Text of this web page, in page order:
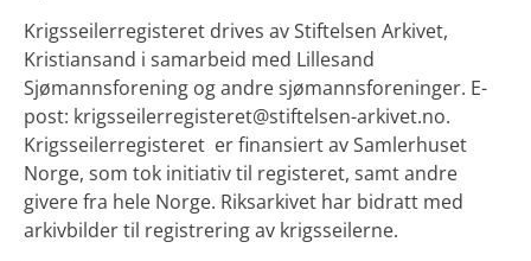
Krigsseilerregisteret drives av Stiftelsen Arkivet,
Kristiansand i samarbeid med Lillesand
Sjømannsforening og andre sjømannsforeninger. E-
post: krigsseilerregisteret@stiftelsen-arkivet.no.
Krigsseilerregisteret er finansiert av Samlerhuset
Norge, som tok initiativ til registeret, samt andre
givere fra hele Norge. Riksarkivet har bidratt med
arkivbilder til registrering av krigsseilerne.